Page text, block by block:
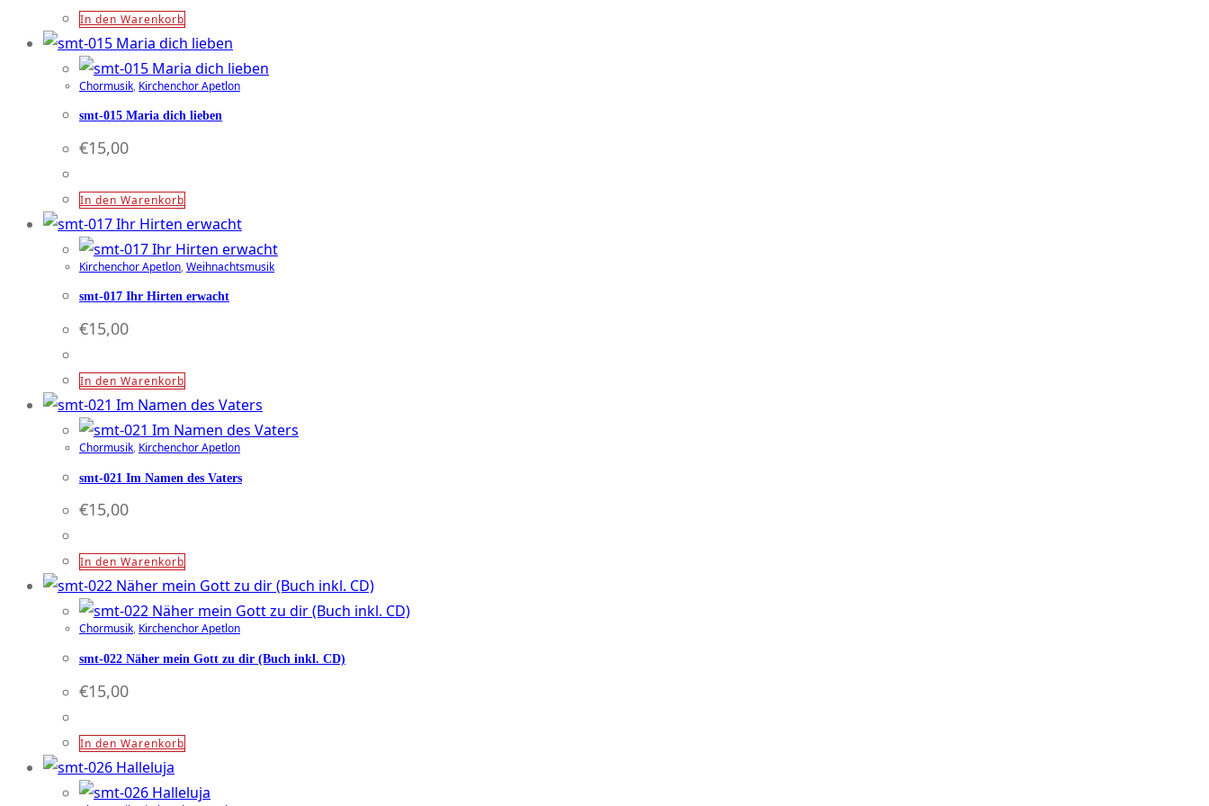
In den Warenkorb
Chormusik, Kirchenchor Apetlon
smt-015 Maria dich lieben
€15,00
In den Warenkorb
Kirchenchor Apetlon,Weihnachtsmusik
smt-017 Ihr Hirten erwacht
€15,00
In den Warenkorb
Chormusik, Kirchenchor Apetlon
smt-021 Im Namen des Vaters
€15,00
In den Warenkorb
Chormusik, Kirchenchor Apetlon
smt-022 Näher mein Gott zu dir (Buch inkl. CD)
€15,00
In den Warenkorb